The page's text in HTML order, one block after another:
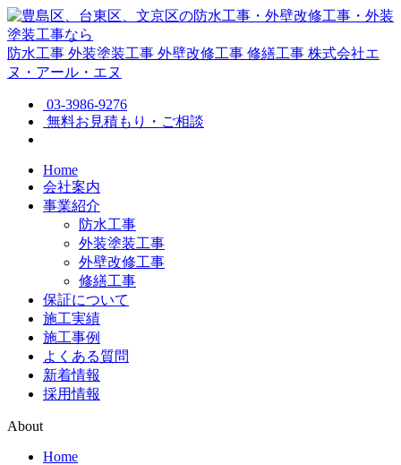
防水工事 外装塗装工事 外壁改修工事 修繕工事 株式会社エ
ヌ・アール・エヌ
03-3986-9276
無料お見積もり・ご相談
Home
会社案内
事業紹介
防水工事
外装塗装工事
外壁改修工事
修繕工事
保証について
施工実績
施工事例
よくある質問
新着情報
採用情報
About
Home